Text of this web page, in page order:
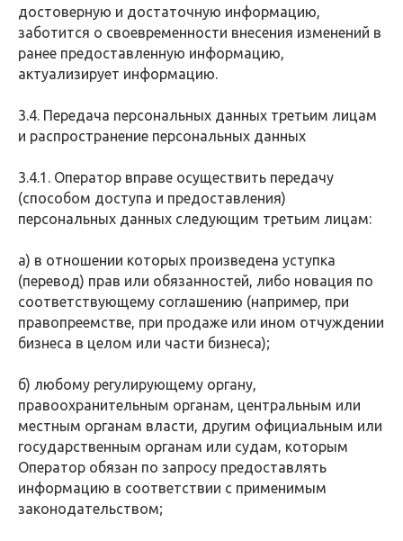
достоверную и достаточную информацию,
заботится о своевременности внесения изменений в
ранее предоставленную информацию,
актуализирует информацию.
3.4. Передача персональных данных третьим лицам
и распространение персональных данных
3.4.1. Оператор вправе осуществить передачу
(способом доступа и предоставления)
персональных данных следующим третьим лицам:
а) в отношении которых произведена уступка
(перевод) прав или обязанностей, либо новация по
соответствующему соглашению (например, при
правопреемстве, при продаже или ином отчуждении
бизнеса в целом или части бизнеса);
б) любому регулирующему органу,
правоохранительным органам, центральным или
местным органам власти, другим официальным или
государственным органам или судам, которым
Оператор обязан по запросу предоставлять
информацию в соответствии с применимым
законодательством;